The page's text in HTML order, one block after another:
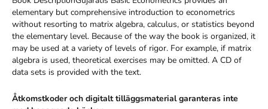
elementary but comprehensive introduction to econometrics
without resorting to matrix algebra, calculus, or statistics beyond
the elementary level. Because of the way the book is organized, it
may be used at a variety of levels of rigor. For example, if matrix
algebra is used, theoretical exercises may be omitted. A CD of
data sets is provided with the text.
Åtkomstkoder och digitalt tilläggsmaterial garanteras inte